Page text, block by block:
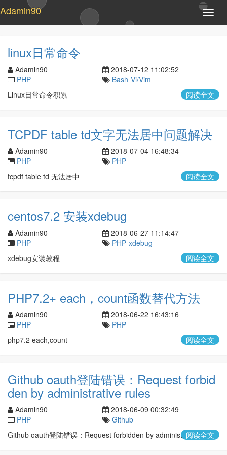
T
o
v
t
Adamin90
linux日常命令
Adamin90
2018-07-12 11:02:52
PHP
Bash Vi/Vim
Linux日常命令积累
阅读全文
TCPDF table td文字无法居中问题解决
Adamin90
2018-07-04 16:48:34
PHP
PHP
tcpdf table td 无法居中
阅读全文
centos7.2 安装xdebug
Adamin90
2018-06-27 11:14:47
PHP
PHP xdebug
xdebug安装教程
阅读全文
PHP7.2+ each，count函数替代方法
Adamin90
2018-06-22 16:43:16
PHP
PHP
php7.2 each,count
阅读全文
Github oauth登陆错误：Request forbid
den by administrative rules
Adamin90
2018-06-09 00:32:49
PHP
Github
Github oauth登陆错误：Request forbidden by administrative rules
阅读全文